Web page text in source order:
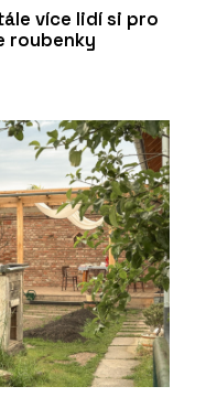
více lidí si pro
roubenky